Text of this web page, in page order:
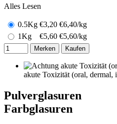
Alles Lesen
0.5Kg €3,20 €6,40/kg
1Kg
€5,60 €5,60/kg
Merken Kaufen
akute Toxizität (oral, dermal,
Pulverglasuren
Farbglasuren